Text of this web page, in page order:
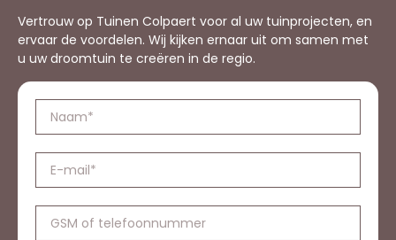
Vertrouw op Tuinen Colpaert voor al uw tuinprojecten, en
ervaar de voordelen. Wij kijken ernaar uit om samen met
u uw droomtuin te creëren in de regio.